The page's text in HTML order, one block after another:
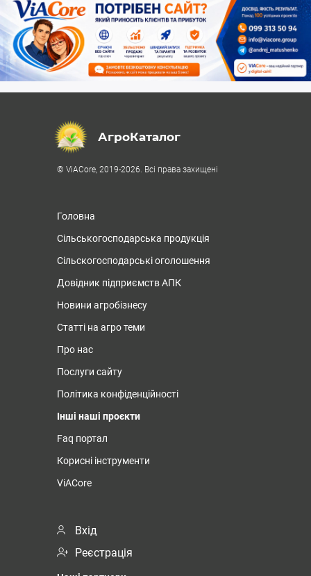
АгроКаталог
© ViACore, 2019-2026. Всі права захищені
Головна
Сільськогосподарська продукція
Сільскогосподарські оголошення
Довідник підприємств АПК
Новини агробізнесу
Статті на агро теми
Про нас
Послуги сайту
Політика конфіденційності
Інші наші проєкти
Faq портал
Корисні інструменти
ViACore
Вхід
Реєстрація